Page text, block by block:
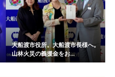
大船渡市役所。大船渡市長様へ。
山林火災の義援金をお...